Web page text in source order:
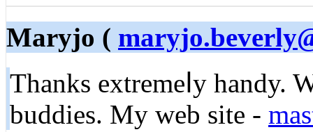
Maryjo (
Thanks extremeⅼy handy.
buddies. My web site -